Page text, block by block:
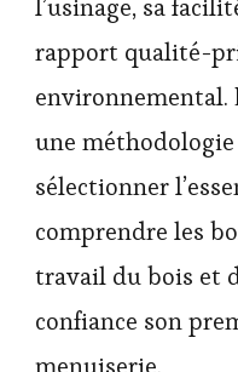
l’usinage, sa
rapport qualité-
environnemental.
une
sélectionner
comprendre les
travail du bois et
confiance son